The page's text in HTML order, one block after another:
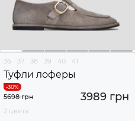
36 37 38 39 40 41
Туфли лоферы
3989 грн
5698 грн
2 цвета